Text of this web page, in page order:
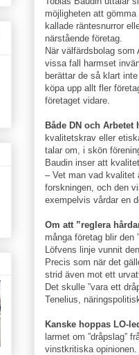
möjligheten att
kallade räntesnurror
närstående företag.
När välfärdsbolag
vissa fall harmset
berättar de så klart
köpa upp allt fler
företaget vidare.
Både DN och Arbetet
kvalitetskrav eller
talar om, i skön
Baudin inser att
– Vet man vad kvalitet
forskningen, och den
exempelvis vårdar en
Om att ”reglera
många företag blir den
Löfvens linje vunnit
Precis som när det
strid även mot ett
Det skulle ”vara ett
Tenelius,
Kanske hoppas LO-
larmet om ”dråpslag”
vinstkritiska opinionen.